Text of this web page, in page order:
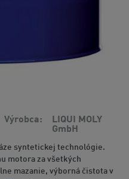
Výrobca
LIQUI MOLY
GmbH
syntetickej technológie.
motora za všetkých
mazanie, výborná čistota v